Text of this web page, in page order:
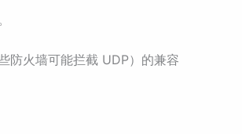
防火墙可能拦截 UDP）的兼容